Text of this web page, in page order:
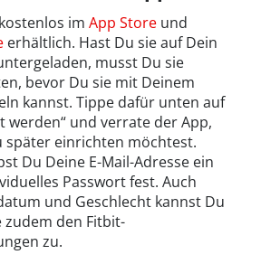
im App Store und
erhältlich. Hast Du sie auf Dein
musst Du sie
bevor Du sie mit Deinem
kannst. Tippe dafür unten auf
werden“ und verrate der App,
später einrichten möchtest.
Du Deine E-Mail-Adresse ein
Passwort fest. Auch
und Geschlecht kannst Du
zudem den Fitbit-
zu.